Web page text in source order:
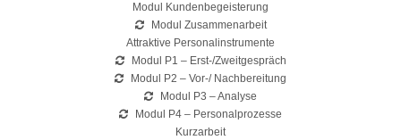
Modul Kundenbegeisterung
Modul Zusammenarbeit
Attraktive Personalinstrumente
Modul P1 – Erst-/Zweitgespräch
Modul P2 – Vor-/ Nachbereitung
Modul P3 – Analyse
Modul P4 – Personalprozesse
Kurzarbeit